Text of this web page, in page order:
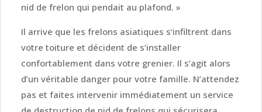
nid de frelon qui pendait au plafond. »
Il arrive que les frelons asiatiques s’infiltrent dans
votre toiture et décident de s’installer
confortablement dans votre grenier. Il s’agit alors
d’un véritable danger pour votre famille. N’attendez
pas et faites intervenir immédiatement un service